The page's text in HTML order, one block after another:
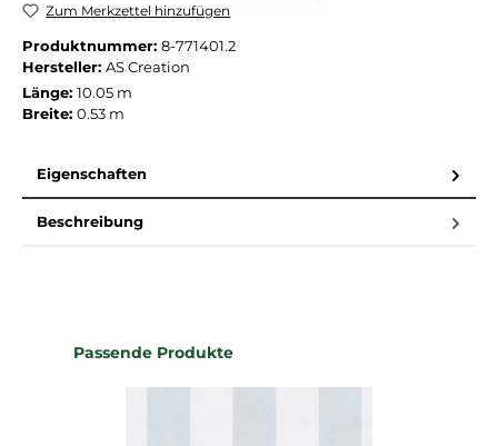
Zum Merkzettel hinzufügen
Produktnummer: 8-771401.2
Hersteller: AS Creation
Länge: 10.05 m
Breite: 0.53 m
Eigenschaften
Beschreibung
Produktgalerie überspringen
Passende Produkte